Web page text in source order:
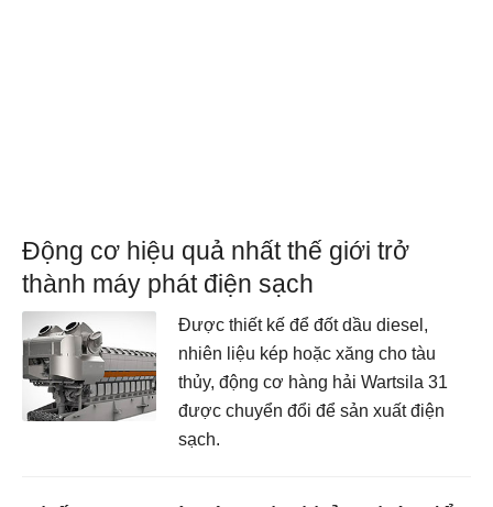
Động cơ hiệu quả nhất thế giới trở
thành máy phát điện sạch
Được thiết kế để đốt dầu diesel,
nhiên liệu kép hoặc xăng cho tàu
thủy, động cơ hàng hải Wartsila 31
được chuyển đổi để sản xuất điện
sạch.